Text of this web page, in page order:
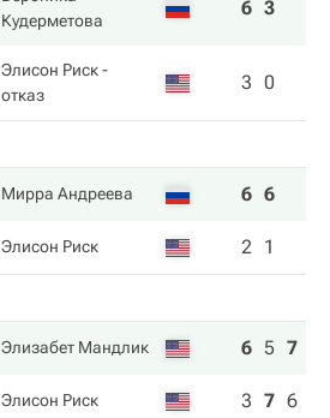
Кудерметова
6 3
Элисон Риск-
отказ
3 0
Мирра Андреева 6 6
Элисон Риск 2 1
Элизабет Мандлик 6 5 7
Элисон Риск 3 7 6